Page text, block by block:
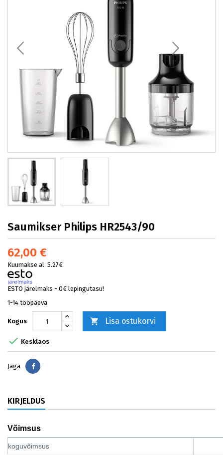
Saumikser Philips HR2543/90
62,00 €
Kuumakse al. 5.27€
ESTO järelmaks - 0€ lepingutasu!
1-14 tööpäeva
Kogus  Lisa ostukorvi
 Kesklaos
Jaga Jaga
KIRJELDUS
Võimsus
koguvõimsus